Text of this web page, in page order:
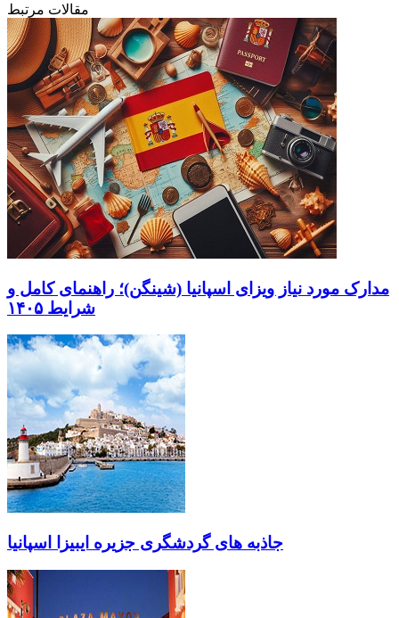
مقالات مرتبط
مدارک مورد نیاز ویزای اسپانیا (شینگن)؛ راهنمای کامل و
شرایط ۱۴۰۵
جاذبه های گردشگری جزیره ایبیزا اسپانیا